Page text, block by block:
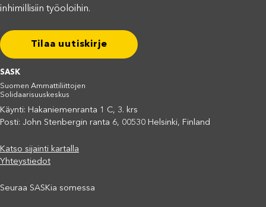
inhimillisiin työoloihin.
Tilaa uutiskirje
SASK
Suomen Ammattiliittojen
Solidaarisuuskeskus
Käynti: Hakaniemenranta 1 C, 3. krs
Posti: John Stenbergin ranta 6, 00530 Helsinki, Finland
Katso sijainti kartalla
Yhteystiedot
Seuraa SASKia somessa